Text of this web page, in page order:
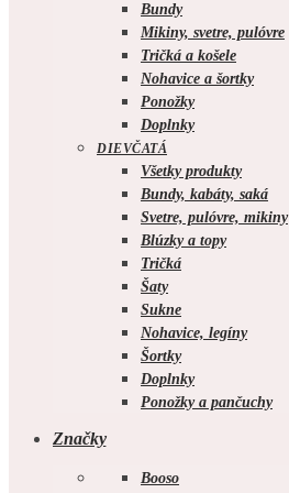
Bundy
Mikiny, svetre, pulóvre
Tričká a košele
Nohavice a šortky
Ponožky
Doplnky
DIEVČATÁ
Všetky produkty
Bundy, kabáty, saká
Svetre, pulóvre, mikiny
Blúzky a topy
Tričká
Šaty
Sukne
Nohavice, legíny
Šortky
Doplnky
Ponožky a pančuchy
Značky
Booso